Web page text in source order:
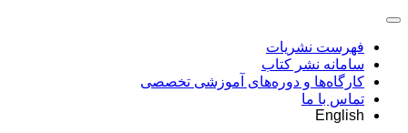
فهرست نشریات
سامانه نشر کتاب
کارگاه‌ها و دوره‌های آموزشی تخصصی
تماس با ما
English